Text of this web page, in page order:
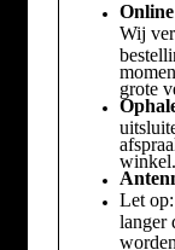
Wij
grote
winkel.
Let op:
langer
worden